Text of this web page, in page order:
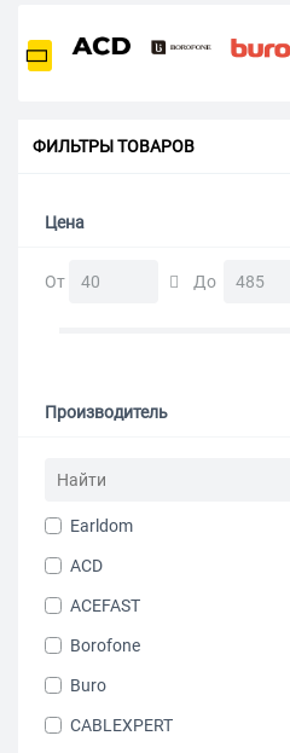
ФИЛЬТРЫ ТОВАРОВ
Цена
От До
Производитель
Earldom
ACD
ACEFAST
Borofone
Buro
CABLEXPERT